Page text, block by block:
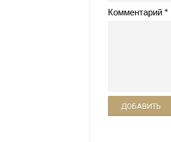
Комментарий
ДОБАВИТЬ